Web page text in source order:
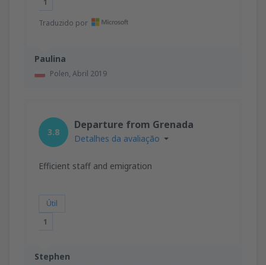
Paulina
Polen, Abril 2019
Traduzido por
Stephen
3.8
Departure from Grenada
Detalhes da avaliação
Efficient staff and emigration
Útil
1